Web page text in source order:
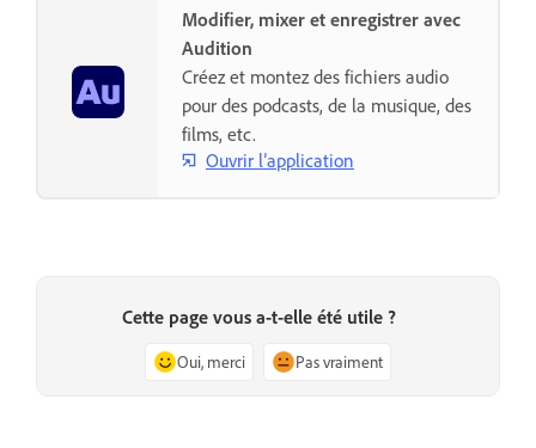
Modifier, mixer et enregistrer avec
Audition
Créez et montez des fichiers audio
pour des podcasts, de la musique, des
films, etc.
Ouvrir l’application
Cette page vous a-t-elle été utile ?
Oui, merci Pas vraiment